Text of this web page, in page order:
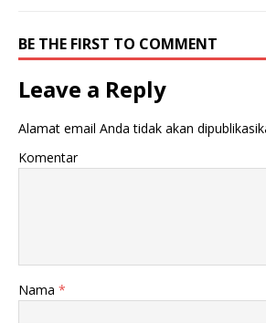
BE THE FIRST TO COMMENT
Leave a Reply
Alamat email Anda tidak akan
Komentar
Nama *